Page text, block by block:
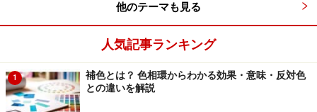
サマータイプのファッションコーディネー
爽やかなで涼しげな色が似合うサマータイプは、穏やか
で上品なスタイルが得意。エレガント、ノーブル、シン
プルなイメージが似合います。ブルー系やグレー系を着
他のテーマも見る
人気記事ランキング
1
補色とは？ 色相環からわかる効果・意味・反対色
との違いを解説